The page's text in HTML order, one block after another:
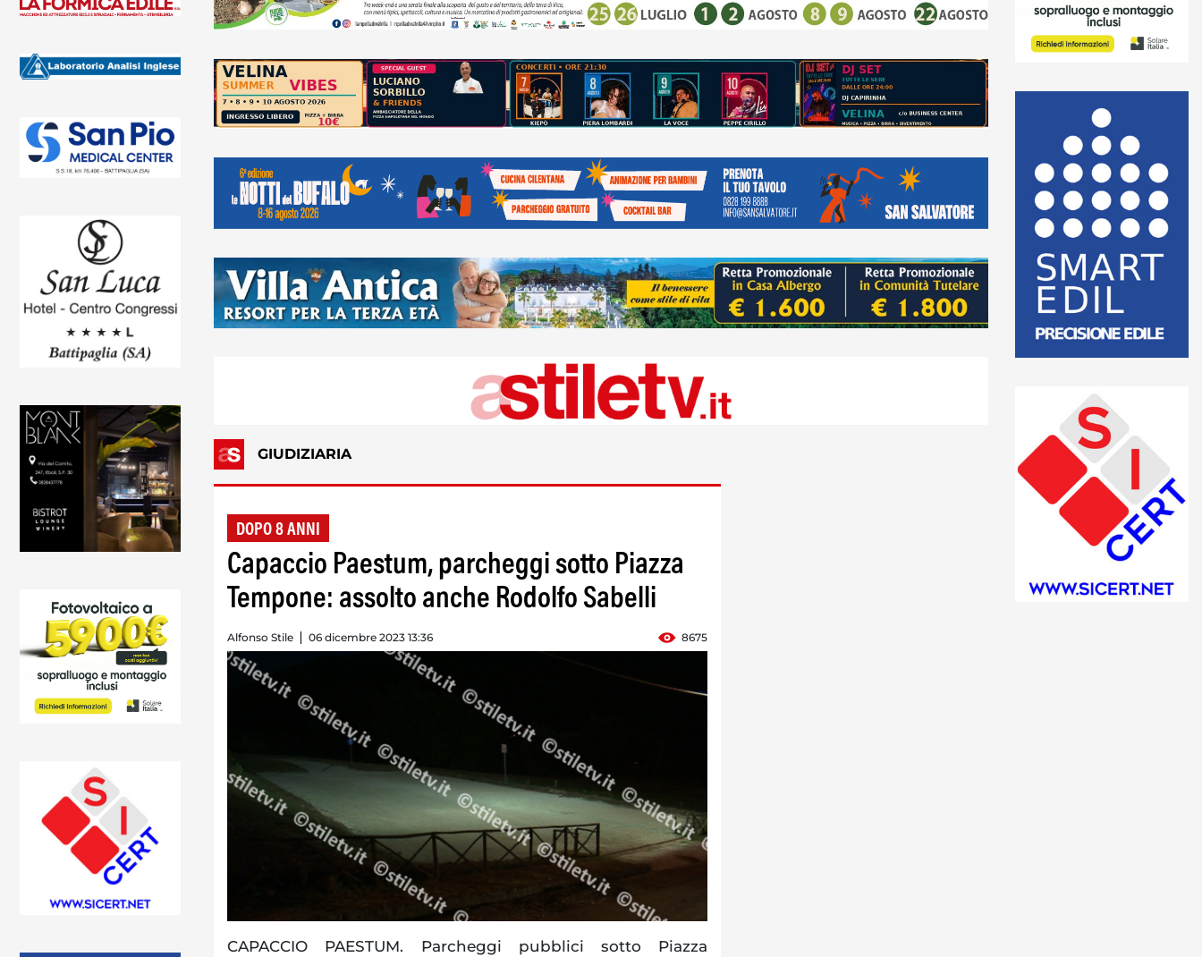
GIUDIZIARIA
DOPO 8 ANNI
Capaccio Paestum, parcheggi sotto Piazza
Tempone: assolto anche Rodolfo Sabelli
Alfonso Stile 06 dicembre 2023 13:36 8675
CAPACCIO PAESTUM. Parcheggi pubblici sotto Piazza